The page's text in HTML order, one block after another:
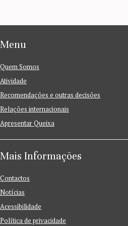
Menu
Quem Somos
Atividade
Recomendações e outras decisões
Relações internacionais
Apresentar Queixa
Mais Informações
Contactos
Notícias
Acessibilidade
Política de privacidade